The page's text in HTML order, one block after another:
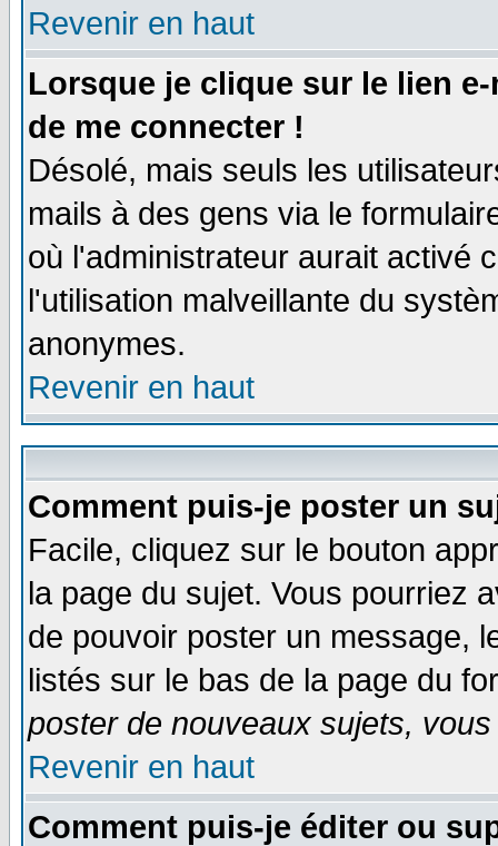
Revenir en haut
Lorsque je clique sur le lien
de me connecter !
Désolé, mais seuls les
mails à des gens via le
où l'administrateur aurait activé
l'utilisation malveillante du
anonymes.
Revenir en haut
Comment puis-je poster un
Facile, cliquez sur le bouton
la page du sujet. Vous pourriez
de pouvoir poster un message,
listés sur le bas de la page du
poster de nouveaux sujets,
Revenir en haut
Comment puis-je éditer ou